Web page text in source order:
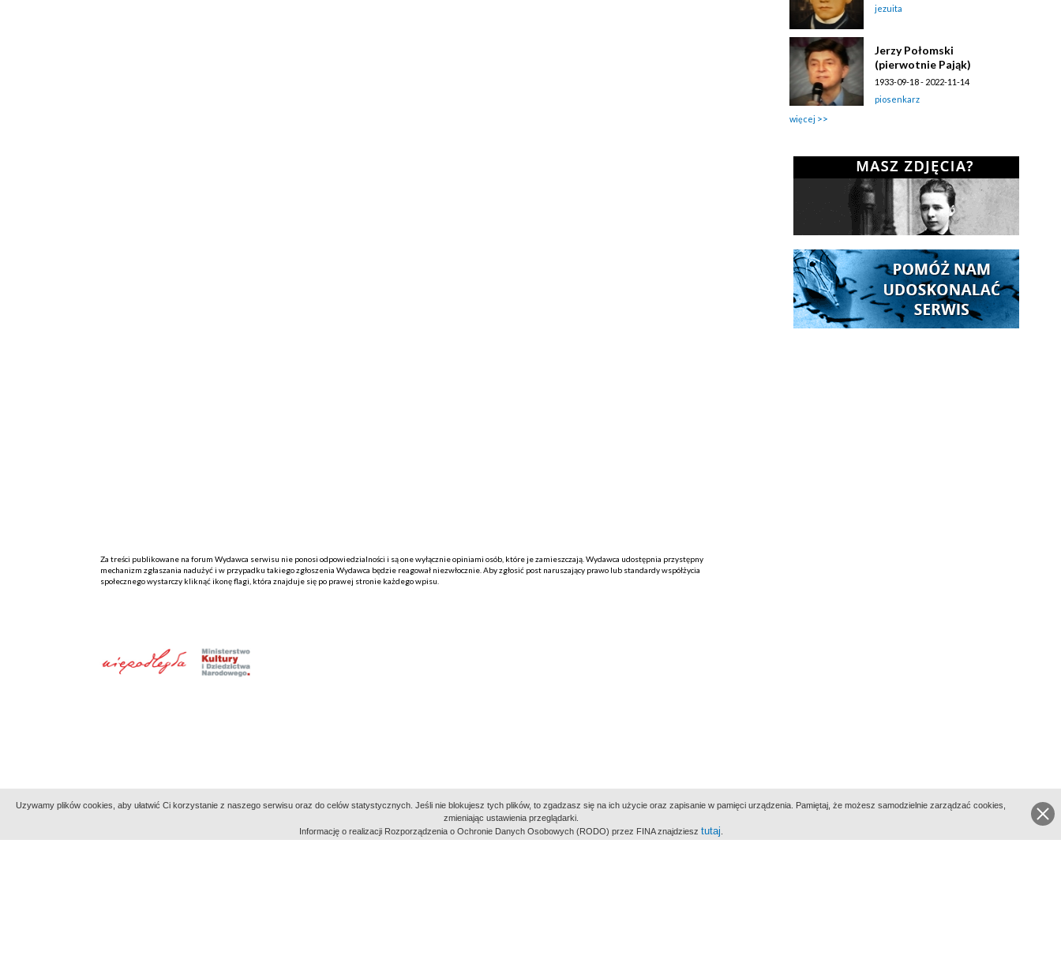
Za treści publikowane na forum Wydawca serwisu nie ponosi odpowiedzialności i są one wyłącznie opiniami osób, które je zamieszczają. Wydawca udostępnia przystępny
mechanizm zgłaszania nadużyć i w przypadku takiego zgłoszenia Wydawca będzie reagował niezwłocznie. Aby zgłosić post naruszający prawo lub standardy współżycia
społecznego wystarczy kliknąć ikonę flagi, która znajduje się po prawej stronie każdego wpisu.
jezuita
Jerzy Połomski
(pierwotnie Pająk)
1933-09-18 - 2022-11-14
piosenkarz
więcej
Indeksy: aktywności alfabetyczny tematyczny miejsc
Uzywamy plików cookies, aby ułatwić Ci korzystanie z naszego serwisu oraz do celów statystycznych. Jeśli nie blokujesz tych plików, to zgadzasz się na ich użycie oraz zapisanie w pamięci urządzenia. Pamiętaj, że możesz samodzielnie zarządzać cookies,
zmieniając ustawienia przeglądarki.
Informację o realizacji Rozporządzenia o Ochronie Danych Osobowych (RODO) przez FINA znajdziesz tutaj